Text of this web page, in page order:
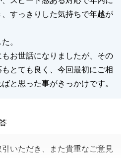
すっきりした気持ちで年越が
。
お世話になりましたが、その
とても良く、今回最初にご相
と思った事がきっかけです。
いただき、また貴重なご意見